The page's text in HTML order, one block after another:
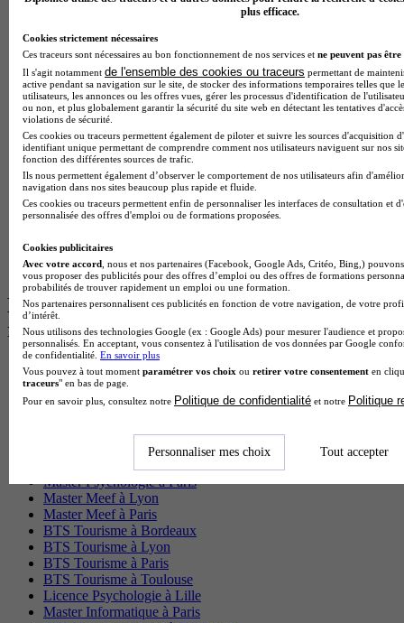
Master Data science
MBA International Business
BTS Sam
BTS Sio
BTS Communication
BTS Esf
Licence Science de l education
BTS Pi
Master International Business
BAC Pro Assp
BTS Gpme
Master MA
Master Mass
Cap Cuisine
Les intitulés de diplôme par ville les plus
recherchés
Master Meef à Lille
Prépa Medecine à Paris
Licence Psychologie à Paris
Licence Psychologie à Toulouse
Master Psychologie à Lille
Master Psychologie à Paris
Master Meef à Lyon
Master Meef à Paris
BTS Tourisme à Bordeaux
BTS Tourisme à Lyon
BTS Tourisme à Paris
BTS Tourisme à Toulouse
Licence Psychologie à Lille
Master Informatique à Paris
plus efficace.
Cookies strictement nécessaires
Ces traceurs sont nécessaires au bon fonctionnement de nos services et ne peuvent pas être
Il s'agit notamment de l'ensemble des cookies ou traceurs permettant de
active pendant sa navigation sur le site, de stocker des informations temporaires telles que
utilisateurs, les annonces ou les offres vues, gérer les processus d'identification de
ou non, et plus globalement garantir la sécurité du site web en détectant les tentatives
violations de sécurité.
Ces cookies ou traceurs permettent également de piloter et suivre les sources d'acquisition
identifiant unique permettant de comprendre comment nos utilisateurs naviguent sur nos
fonction des différentes sources de trafic.
Ils nous permettent également d’observer le comportement de nos utilisateurs afin
navigation dans nos sites beaucoup plus rapide et fluide.
Ces cookies ou traceurs permettent enfin de personnaliser les interfaces de consultation et
personnalisée des offres d'emploi ou de formations proposées.
Cookies publicitaires
Avec votre accord , nous et nos partenaires (Facebook, Google Ads, Critéo, Bing,)
vous proposer des publicités pour des offres d’emploi ou des offres de formations
probabilités de trouver rapidement un emploi ou une formation.
Nos partenaires personnalisent ces publicités en fonction de votre navigation, de votre
d’intérêt.
Nous utilisons des technologies Google (ex : Google Ads) pour mesurer l'audience et
personnalisés. En acceptant, vous consentez à l'utilisation de vos données par Google
de confidentialité. En savoir plus
Vous pouvez à tout moment paramétrer vos choix ou retirer votre consentement en
traceurs" en bas de page.
Pour en savoir plus, consultez notre Politique de confidentialité et notre Politique
Personnaliser mes choix Tout accepter